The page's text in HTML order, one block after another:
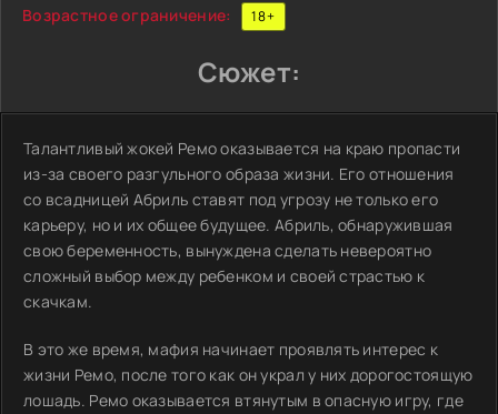
Возрастное ограничение: 18+
Сюжет:
Талантливый жокей Ремо оказывается на краю пропасти
из-за своего разгульного образа жизни. Его отношения
со всадницей Абриль ставят под угрозу не только его
карьеру, но и их общее будущее. Абриль, обнаружившая
свою беременность, вынуждена сделать невероятно
сложный выбор между ребенком и своей страстью к
скачкам.
В это же время, мафия начинает проявлять интерес к
жизни Ремо, после того как он украл у них дорогостоящую
лошадь. Ремо оказывается втянутым в опасную игру, где